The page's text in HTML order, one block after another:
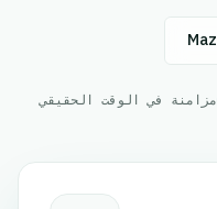
مزامنة في الوقت الحقيقي